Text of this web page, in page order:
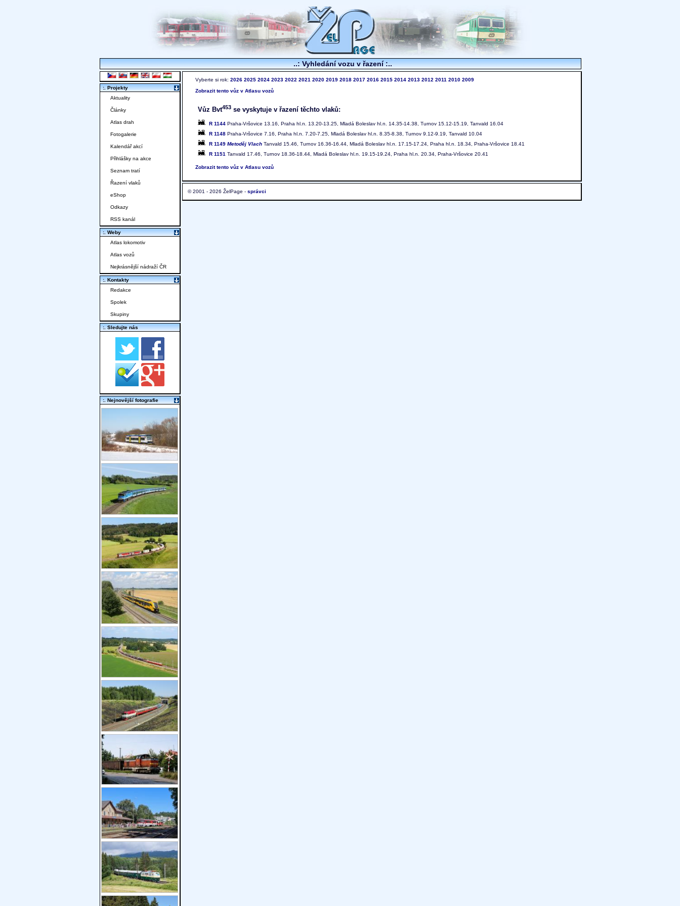
..: Vyhledání vozu v řazení :..
Vyberte si rok: 2026 2025 2024 2023 2022 2021 2020 2019 2018 2017 2016 2015 2014 2013 2012 2011 2010 2009
Zobrazit tento vůz v Atlasu vozů
Vůz Bvt453 se vyskytuje v řazení těchto vlaků:
R 1144 Praha-Vršovice 13.16, Praha hl.n. 13.20-13.25, Mladá Boleslav hl.n. 14.35-14.38, Turnov 15.12-15.19, Tanvald 16.04
R 1148 Praha-Vršovice 7.16, Praha hl.n. 7.20-7.25, Mladá Boleslav hl.n. 8.35-8.38, Turnov 9.12-9.19, Tanvald 10.04
R 1149 Metoděj Vlach Tanvald 15.46, Turnov 16.36-16.44, Mladá Boleslav hl.n. 17.15-17.24, Praha hl.n. 18.34, Praha-Vršovice 18.41
R 1151 Tanvald 17.46, Turnov 18.36-18.44, Mladá Boleslav hl.n. 19.15-19.24, Praha hl.n. 20.34, Praha-Vršovice 20.41
Zobrazit tento vůz v Atlasu vozů
© 2001 - 2026 ŽelPage - správci
:. Projekty
Aktuality
Články
Atlas drah
Fotogalerie
Kalendář akcí
Přihlášky na akce
Seznam tratí
Řazení vlaků
eShop
Odkazy
RSS kanál
:. Weby
Atlas lokomotiv
Atlas vozů
Nejkrásnější nádraží ČR
:. Kontakty
Redakce
Spolek
Skupiny
:. Sledujte nás
:. Nejnovější fotografie